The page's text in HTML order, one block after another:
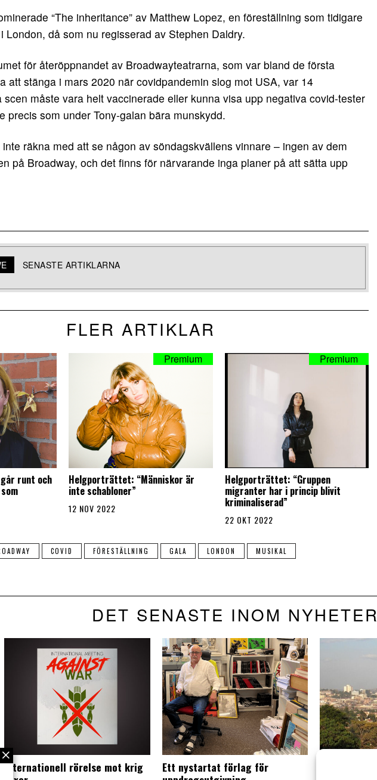
“The inheritance” av Matthew Lopez, en föreställning som tidigare
London, då som nu regisserad av Stephen Daldry.
för återöppnandet av Broadwayteatrarna, som var bland de första
att stänga i mars 2020 när covidpandemin slog mot USA, var 14
scen måste vara helt vaccinerade eller kunna visa upp negativa covid-tester
precis som under Tony-galan bära munskydd.
räkna med att se någon av söndagskvällens vinnare – ingen av dem
på Broadway, och det finns för närvarande inga planer på att sätta upp
SENASTE ARTIKLARNA
FLER ARTIKLAR
runt och Helgporträttet: “Människor är
inte schabloner”
12 NOV 2022
Helgporträttet: “Gruppen
migranter har i princip blivit
kriminaliserad”
22 OKT 2022
COVID FÖRESTÄLLNING GALA LONDON MUSIKAL
DET SENASTE INOM NYHETER
Internationell rörelse mot krig
Ett nystartat förlag för